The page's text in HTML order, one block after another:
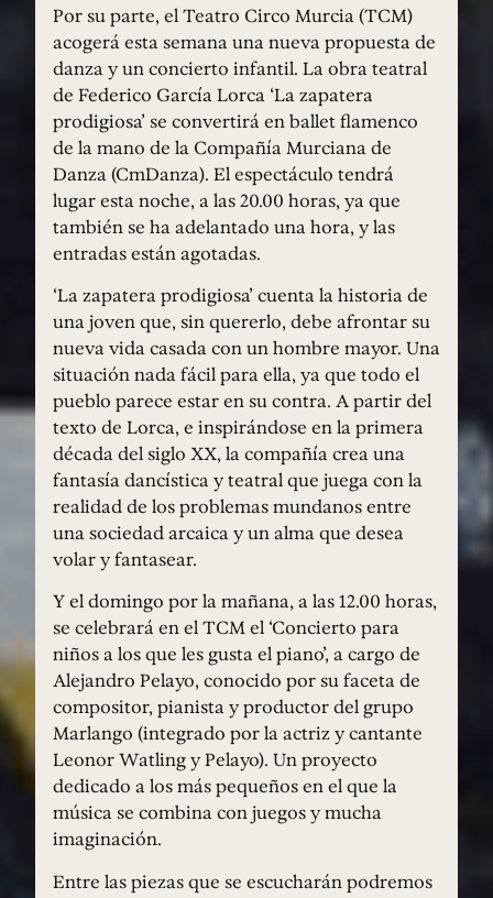
Por su parte, el Teatro Circo Murcia (TCM)
acogerá esta semana una nueva propuesta de
danza y un concierto infantil. La obra teatral
de Federico García Lorca ‘La zapatera
prodigiosa’ se convertirá en ballet flamenco
de la mano de la Compañía Murciana de
Danza (CmDanza). El espectáculo tendrá
lugar esta noche, a las 20.00 horas, ya que
también se ha adelantado una hora, y las
entradas están agotadas.
‘La zapatera prodigiosa’ cuenta la historia de
una joven que, sin quererlo, debe afrontar su
nueva vida casada con un hombre mayor. Una
situación nada fácil para ella, ya que todo el
pueblo parece estar en su contra. A partir del
texto de Lorca, e inspirándose en la primera
década del siglo XX, la compañía crea una
fantasía dancística y teatral que juega con la
realidad de los problemas mundanos entre
una sociedad arcaica y un alma que desea
volar y fantasear.
Y el domingo por la mañana, a las 12.00 horas,
se celebrará en el TCM el ‘Concierto para
niños a los que les gusta el piano’, a cargo de
Alejandro Pelayo, conocido por su faceta de
compositor, pianista y productor del grupo
Marlango (integrado por la actriz y cantante
Leonor Watling y Pelayo). Un proyecto
dedicado a los más pequeños en el que la
música se combina con juegos y mucha
imaginación.
Entre las piezas que se escucharán podremos